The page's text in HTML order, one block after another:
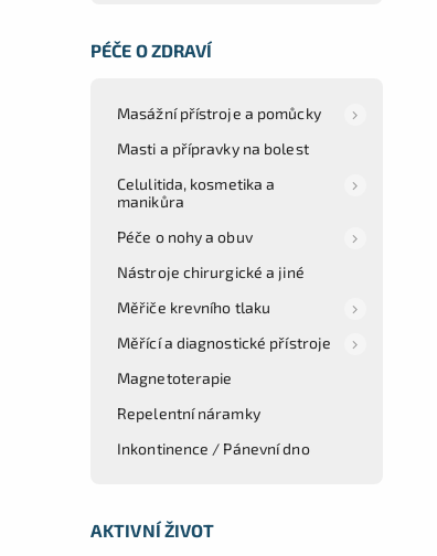
PÉČE O ZDRAVÍ
Masážní přístroje a pomůcky
Masti a přípravky na bolest
Celulitida, kosmetika a
manikůra
Péče o nohy a obuv
Nástroje chirurgické a jiné
Měřiče krevního tlaku
Měřící a diagnostické přístroje
Magnetoterapie
Repelentní náramky
Inkontinence / Pánevní dno
AKTIVNÍ ŽIVOT